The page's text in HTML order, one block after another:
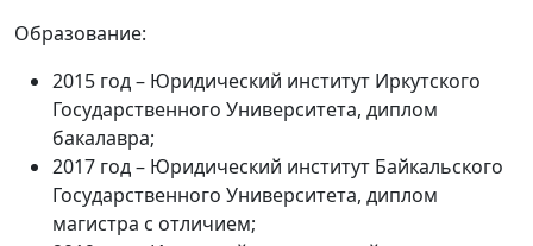
Образование:
2015 год – Юридический институт Иркутского
Государственного Университета, диплом
бакалавра;
2017 год – Юридический институт Байкальского
Государственного Университета, диплом
магистра с отличием;